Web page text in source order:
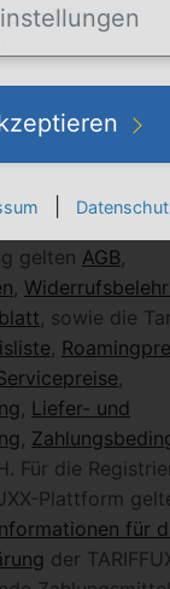
pro Monat
gelten AGB,
,
, sowie die
,
,
, Liefer- und
,
Für die
Plattform
für
der